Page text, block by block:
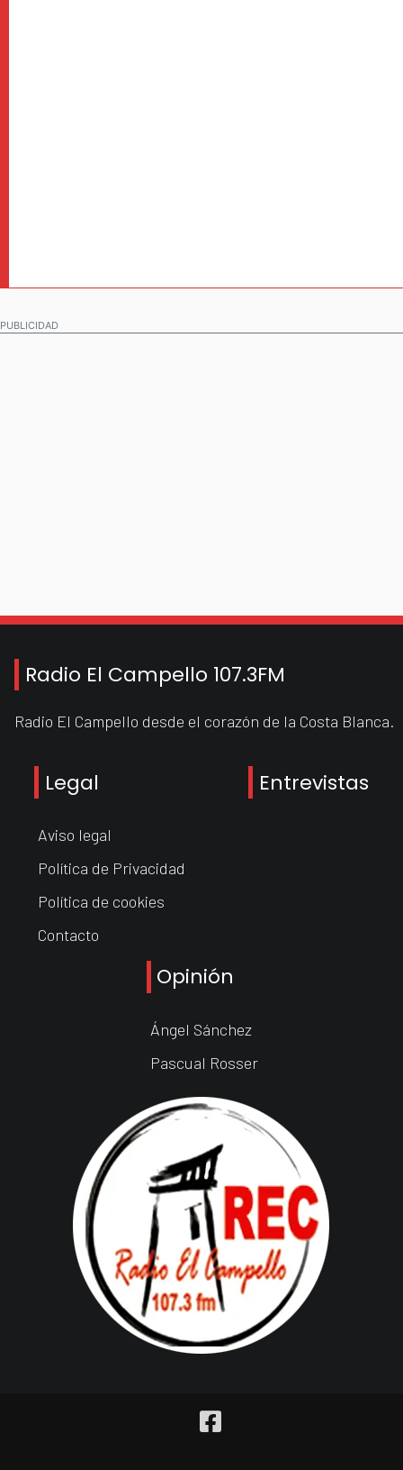
PUBLICIDAD
Radio El Campello 107.3FM
Radio El Campello desde el corazón de la Costa Blanca.
Legal
Aviso legal
Política de Privacidad
Política de cookies
Contacto
Entrevistas
Opinión
Ángel Sánchez
Pascual Rosser